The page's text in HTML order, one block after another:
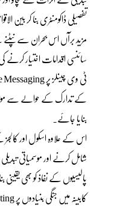
تفصیلی ڈاکومنٹری بنا کر بین
مزید برآں اس بحران سے
سائنسی اقدامات اختیار کرنے
کے تدارک کے حوالے سے
بنایا جائے۔
اس کے علاوہ اسکول اور
شامل کرنے اور موسمیاتی
پالیسیوں کے نفاذ کو بھی یقینی